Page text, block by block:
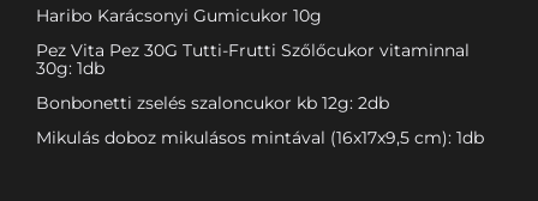
Haribo Karácsonyi Gumicukor 10g
Pez Vita Pez 30G Tutti-Frutti Szőlőcukor vitaminnal
30g: 1db
Bonbonetti zselés szaloncukor kb 12g: 2db
Mikulás doboz mikulásos mintával (16x17x9,5 cm): 1db